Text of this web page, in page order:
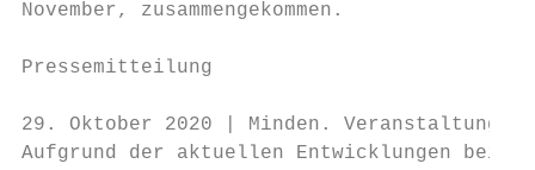
November, zusammengekommen.
Pressemitteilung
29. Oktober 2020 | Minden.
Aufgrund der aktuellen Entwicklungen bei